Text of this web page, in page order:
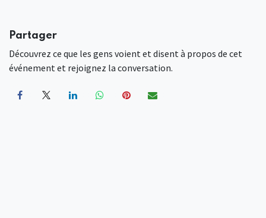
Partager
Découvrez ce que les gens voient et disent à propos de cet
événement et rejoignez la conversation.